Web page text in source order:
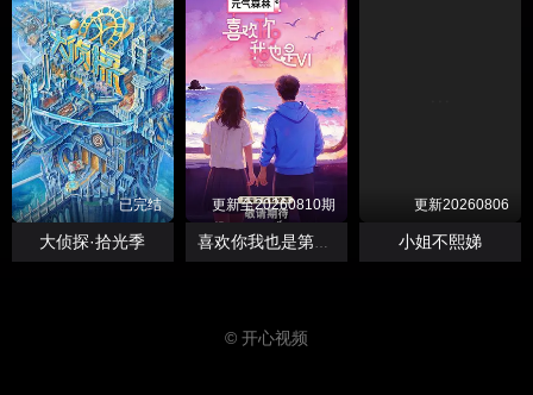
已完结
大侦探·拾光季
更新至20260810期
喜欢你我也是第六季
更新20260806
小姐不熙娣
© 开心视频